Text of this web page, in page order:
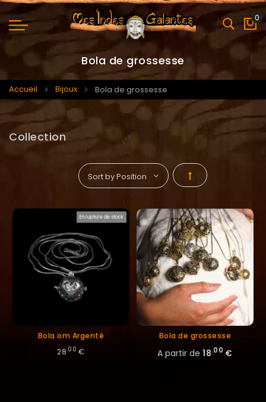
0
Bola de grossesse
Accueil Bijoux Bola de grossesse
Par
décroissant
En rupture de stock
Bola om Argenté
28.00 €
Bola de grossesse
A partir de 18.00 €
Collection